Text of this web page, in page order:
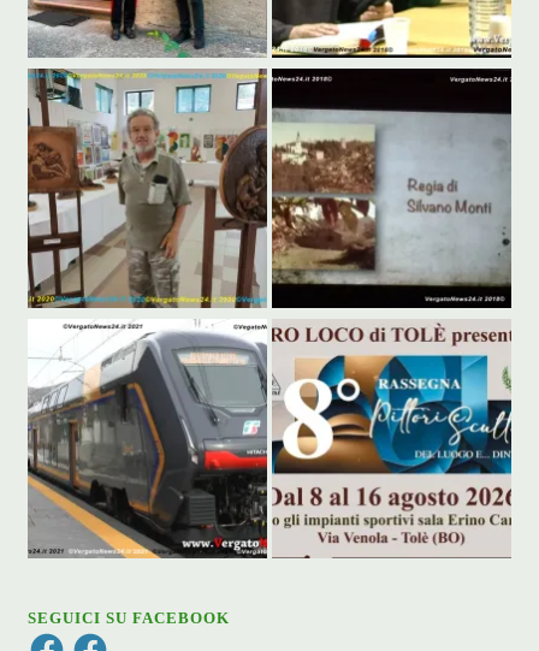
SEGUICI SU FACEBOOK
FacebookFacebook